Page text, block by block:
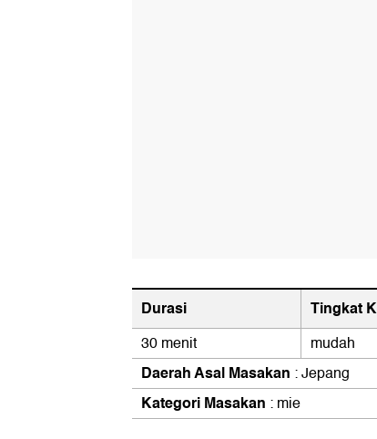
Durasi Tingkat
30 menit mudah
Daerah Asal Masakan : Jepang
Kategori Masakan : mie